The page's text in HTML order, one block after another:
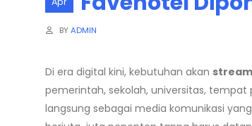
BYADMIN
Di era digital kini, kebutuhan akan
pemerintah, sekolah, universitas, tempat
langsung sebagai media komunikasi